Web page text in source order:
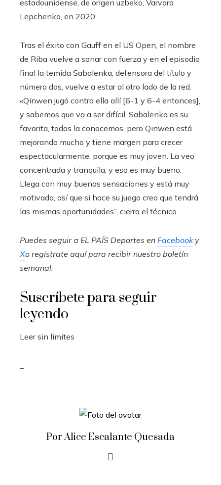
estadounidense, de origen uzbeko, Varvara
Lepchenko, en 2020.
Tras el éxito con Gauff en el US Open, el nombre
de Riba vuelve a sonar con fuerza y ​​en el episodio
final la temida Sabalenka, defensora del título y
número dos, vuelve a estar al otro lado de la red.
«Qinwen jugó contra ella allí [6-1 y 6-4 entonces],
y sabemos que va a ser difícil. Sabalenka es su
favorita, todos la conocemos, pero Qinwen está
mejorando mucho y tiene margen para crecer
espectacularmente, porque es muy joven. La veo
concentrada y tranquila, y eso es muy bueno.
Llega con muy buenas sensaciones y está muy
motivada, así que si hace su juego creo que tendrá
las mismas oportunidades”, cierra el técnico.
Puedes seguir a EL PAÍS Deportes en Facebooky
Xo regístrate aquí para recibirnuestro boletín
semanal
Suscríbete para seguir
leyendo
Leer sin límites
Por Alice Escalante Quesada